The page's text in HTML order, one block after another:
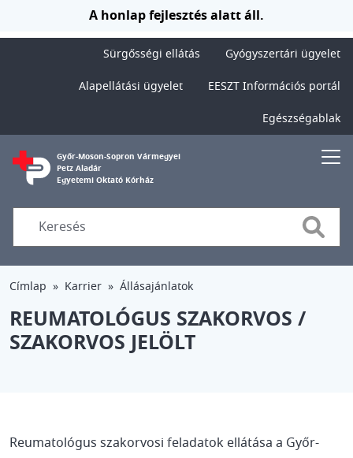
Ugrás a tartalomraA honlap fejlesztés alatt áll.
Sürgősségi ellátás
Gyógyszertári ügyelet
Alapellátási ügyelet
EESZT Információs portál
Egészségablak
Győr-Moson-Sopron Vármegyei
Petz Aladár
Egyetemi Oktató Kórház
Search
Címlap Karrier Állásajánlatok
REUMATOLÓGUS SZAKORVOS /
SZAKORVOS JELÖLT
Reumatológus szakorvosi feladatok ellátása a Győr-